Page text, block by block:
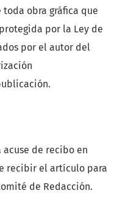
obra gráfica que
por la Ley de
por el autor del
acuse de recibo en
recibir el artículo para
de Redacción.